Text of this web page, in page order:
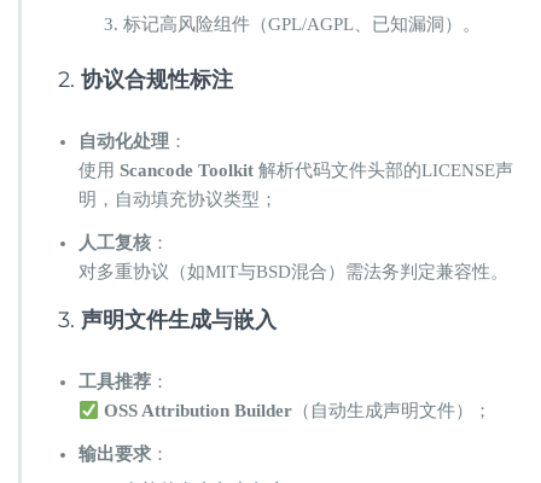
标记高风险组件（GPL/AGPL、已知漏洞）。
2. ​ 协议合规性标注
自动化处理 ：
使用 ​ Scancode Toolkit ​ 解析代码文件头部的LICENSE声
明，自动填充协议类型；
人工复核 ：
对多重协议（如MIT与BSD混合）需法务判定兼容性。
3. ​ 声明文件生成与嵌入
工具推荐 ：
​OSS Attribution Builder ​（自动生成声明文件）；
输出要求 ：